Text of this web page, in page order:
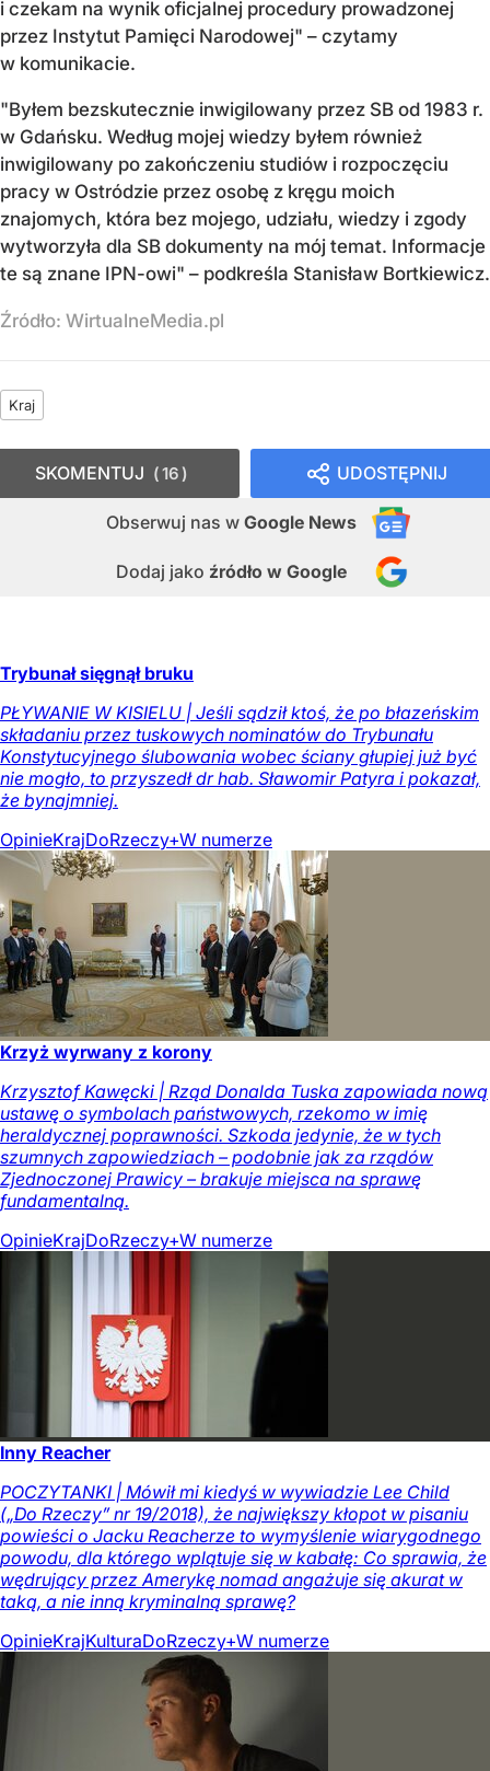
i czekam na wynik oficjalnej procedury prowadzonej
przez Instytut Pamięci Narodowej" – czytamy
w komunikacie.
"Byłem bezskutecznie inwigilowany przez SB od 1983 r.
w Gdańsku. Według mojej wiedzy byłem również
inwigilowany po zakończeniu studiów i rozpoczęciu
pracy w Ostródzie przez osobę z kręgu moich
znajomych, która bez mojego, udziału, wiedzy i zgody
wytworzyła dla SB dokumenty na mój temat. Informacje
te są znane IPN-owi" – podkreśla Stanisław Bortkiewicz.
Źródło: WirtualneMedia.pl
Kraj
UDOSTĘPNIJ
Obserwuj nas w Google News
Dodaj jako źródło w Google
SKOMENTUJ 16
Trybunał sięgnął bruku
PŁYWANIE W KISIELU | Jeśli sądził ktoś, że po błazeńskim
składaniu przez tuskowych nominatów do Trybunału
Konstytucyjnego ślubowania wobec ściany głupiej już być
nie mogło, to przyszedł dr hab. Sławomir Patyra i pokazał,
że bynajmniej.
OpinieKrajDoRzeczy+W numerze
Krzyż wyrwany z korony
Krzysztof Kawęcki | Rząd Donalda Tuska zapowiada nową
ustawę o symbolach państwowych, rzekomo w imię
heraldycznej poprawności. Szkoda jedynie, że w tych
szumnych zapowiedziach – podobnie jak za rządów
Zjednoczonej Prawicy – brakuje miejsca na sprawę
fundamentalną.
OpinieKrajDoRzeczy+W numerze
Inny Reacher
POCZYTANKI | Mówił mi kiedyś w wywiadzie Lee Child
(„Do Rzeczy” nr 19/2018), że największy kłopot w pisaniu
powieści o Jacku Reacherze to wymyślenie wiarygodnego
powodu, dla którego wplątuje się w kabałę: Co sprawia, że
wędrujący przez Amerykę nomad angażuje się akurat w
taką, a nie inną kryminalną sprawę?
OpinieKrajKulturaDoRzeczy+W numerze